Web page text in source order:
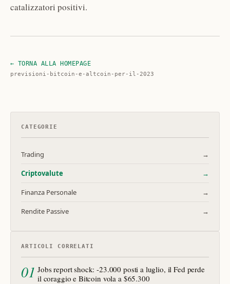
catalizzatori positivi.
← TORNA ALLA HOMEPAGE
previsioni-bitcoin-e-altcoin-per-il-2023
CATEGORIE
Trading →
Criptovalute →
Finanza Personale →
Rendite Passive →
ARTICOLI CORRELATI
01 Jobs report shock: -23.000 posti a luglio, il Fed perde
il coraggio e Bitcoin vola a $65.300